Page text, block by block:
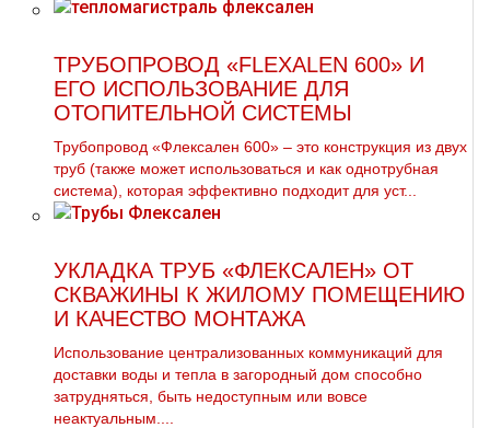
ТРУБОПРОВОД «FLEXALEN 600» И
ЕГО ИСПОЛЬЗОВАНИЕ ДЛЯ
ОТОПИТЕЛЬНОЙ СИСТЕМЫ
Трубопровод «Флексален 600» – это конструкция из двух
труб (также может использоваться и как однотрубная
система), которая эффективно подходит для уст...
УКЛАДКА ТРУБ «ФЛЕКСАЛЕН» ОТ
СКВАЖИНЫ К ЖИЛОМУ ПОМЕЩЕНИЮ
И КАЧЕСТВО МОНТАЖА
Использование централизованных коммуникаций для
доставки воды и тепла в загородный дом способно
затрудняться, быть недоступным или вовсе
неактуальным....